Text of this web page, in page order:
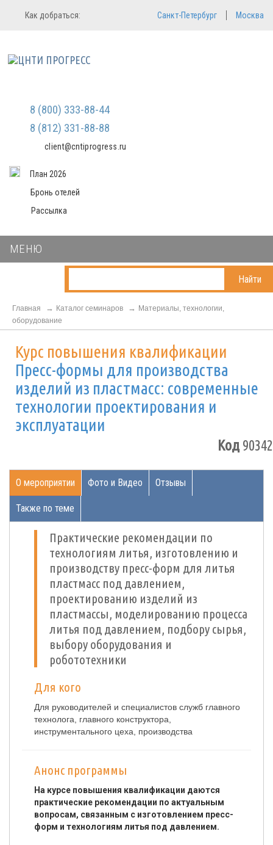
Регистрация
Мы не передаем ваши данные
третьим лицам и не рассылаем
Вход в систему
Как добраться: Санкт-Петербург Москва
8 (800) 333-88-44
8 (812) 331-88-88
client@cntiprogress.ru
План 2026
Бронь отелей
Рассылка
МЕНЮ
Найти
Главная Каталог семинаров
Материалы, технологии,
оборудование
Курс повышения квалификации
Пресс-формы для производства
изделий из пластмасс: современные
технологии проектирования и
эксплуатации
Код90342
О мероприятии Фото и Видео Отзывы
Также по теме
Практические рекомендации по
технологиям литья, изготовлению и
производству пресс-форм для литья
пластмасс под давлением,
проектированию изделий из
пластмассы, моделированию процесса
литья под давлением, подбору сырья,
выбору оборудования и
робототехники
Для кого
Для руководителей и специалистов служб главного
технолога, главного конструктора,
инструментального цеха, производства
Анонс программы
На курсе повышения квалификации даются
практические рекомендации по актуальным
вопросам, связанным с изготовлением пресс-
форм и технологиям литья под давлением.